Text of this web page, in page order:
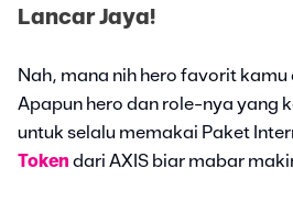
Lancar Jaya!
Nah, mana nih hero favorit kamu
Apapun hero dan role-nya yang
untuk selalu memakai Paket
Token dari AXIS biar mabar